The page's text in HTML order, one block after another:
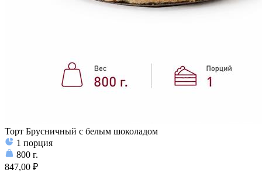
Торт Брусничный с белым шоколадом
1 порция
800 г.
847,00 ₽